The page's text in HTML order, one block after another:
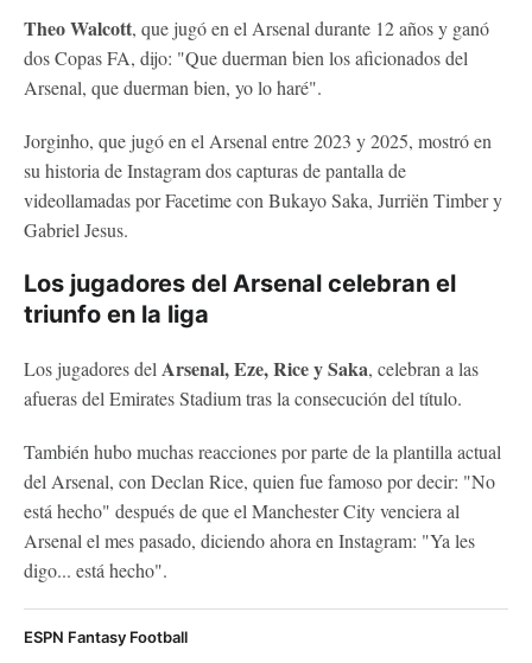
Theo Walcott, que jugó en el Arsenal durante 12 años y ganó
dos Copas FA, dijo: "Que duerman bien los aficionados del
Arsenal, que duerman bien, yo lo haré".
Jorginho, que jugó en el Arsenal entre 2023 y 2025, mostró en
su historia de Instagram dos capturas de pantalla de
videollamadas por Facetime con Bukayo Saka, Jurriën Timber y
Gabriel Jesus.
Los jugadores del Arsenal celebran el
triunfo en la liga
Los jugadores del Arsenal, Eze, Rice y Saka, celebran a las
afueras del Emirates Stadium tras la consecución del título.
También hubo muchas reacciones por parte de la plantilla actual
del Arsenal, con Declan Rice, quien fue famoso por decir: "No
está hecho" después de que el Manchester City venciera al
Arsenal el mes pasado, diciendo ahora en Instagram: "Ya les
digo... está hecho".
ESPN Fantasy Football